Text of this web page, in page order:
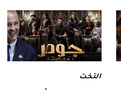
التخت